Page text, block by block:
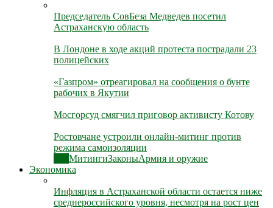
Председатель СовБеза Медведев посетил
Астраханскую область
В Лондоне в ходе акций протеста пострадали 23
полицейских
«Газпром» отреагировал на сообщения о бунте
рабочих в Якутии
Мосгорсуд смягчил приговор активисту Котову
Ростовчане устроили онлайн-митинг против
режима самоизоляции
МитингиЗаконыАрмия и оружие
Экономика
Инфляция в Астраханской области остается ниже
среднероссийского уровня, несмотря на рост цен